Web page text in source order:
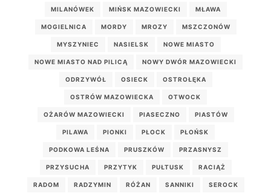
MILANÓWEK MIŃSK MAZOWIECKI MŁAWA
MOGIELNICA MORDY MROZY MSZCZONÓW
MYSZYNIEC NASIELSK NOWE MIASTO
NOWE MIASTO NAD PILICĄ NOWY DWÓR MAZOWIECKI
ODRZYWÓŁ OSIECK OSTROŁĘKA
OSTRÓW MAZOWIECKA OTWOCK
OŻARÓW MAZOWIECKI PIASECZNO PIASTÓW
PILAWA PIONKI PŁOCK PŁOŃSK
PODKOWA LEŚNA PRUSZKÓW PRZASNYSZ
PRZYSUCHA PRZYTYK PUŁTUSK RACIĄŻ
RADOM RADZYMIN RÓŻAN SANNIKI SEROCK